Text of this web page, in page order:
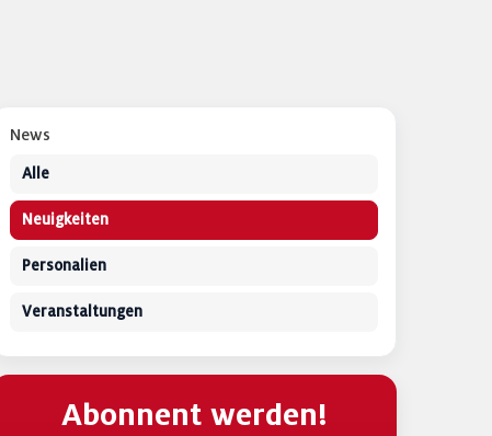
News
Alle
Neuigkeiten
Personalien
Veranstaltungen
Abonnent werden!